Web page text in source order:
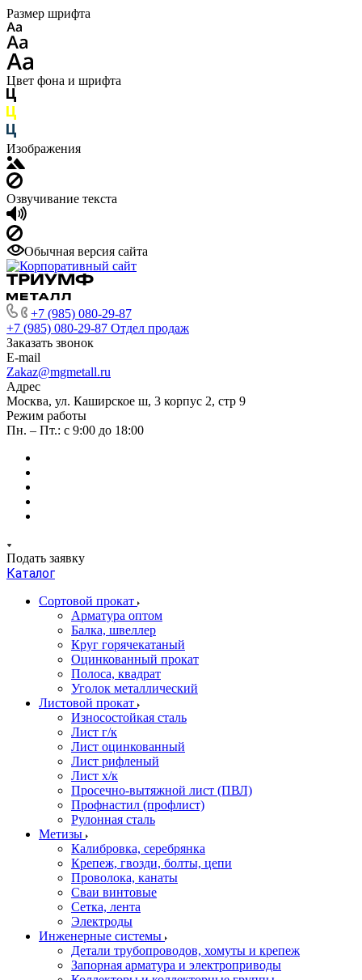
Размер шрифта
Цвет фона и шрифта
Изображения
Озвучивание текста
Обычная версия сайта
+7 (985) 080-29-87
+7 (985) 080-29-87 Отдел продаж
Заказать звонок
E-mail
Zakaz@mgmetall.ru
Адрес
Москва, ул. Каширское ш, 3 корпус 2, стр 9
Режим работы
Пн. – Пт.: с 9:00 до 18:00
Подать заявку
Каталог
Сортовой прокат
Арматура оптом
Балка, швеллер
Круг горячекатаный
Оцинкованный прокат
Полоса, квадрат
Уголок металлический
Листовой прокат
Износостойкая сталь
Лист г/к
Лист оцинкованный
Лист рифленый
Лист х/к
Просечно-вытяжной лист (ПВЛ)
Профнастил (профлист)
Рулонная сталь
Метизы
Калибровка, серебрянка
Крепеж, гвозди, болты, цепи
Проволока, канаты
Сваи винтовые
Сетка, лента
Электроды
Инженерные системы
Детали трубопроводов, хомуты и крепеж
Запорная арматура и электроприводы